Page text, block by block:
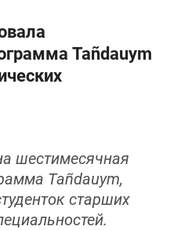
Tañdauym
шестимесячная
Tañdauym,
старших